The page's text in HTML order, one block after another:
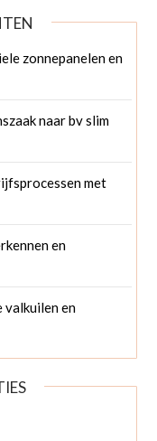
zonnepanelen en
naar bv slim
met
en
valkuilen en